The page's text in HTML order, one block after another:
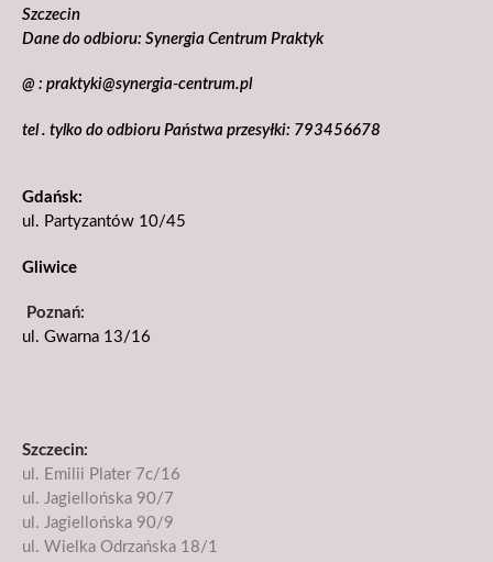
Szczecin
Dane do odbioru: Synergia Centrum Praktyk
@ : praktyki@synergia-centrum.pl
tel . tylko do odbioru Państwa przesyłki: 793456678
Gdańsk:
ul. Partyzantów 10/45
Gliwice
Poznań:
ul. Gwarna 13/16
Szczecin:
ul. Emilii Plater 7c/16
ul. Jagiellońska 90/7
ul. Jagiellońska 90/9
ul. Wielka Odrzańska 18/1